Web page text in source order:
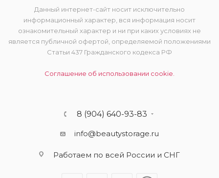
Данный интернет-сайт носит исключительно
информационный характер, вся информация носит
ознакомительный характер и ни при каких условиях не
является публичной офертой, определяемой положениями
Статьи 437 Гражданского кодекса РФ
Соглашение об использовании cookie.
8 (904) 640-93-83
info@beautystorage.ru
Работаем по всей России и СНГ